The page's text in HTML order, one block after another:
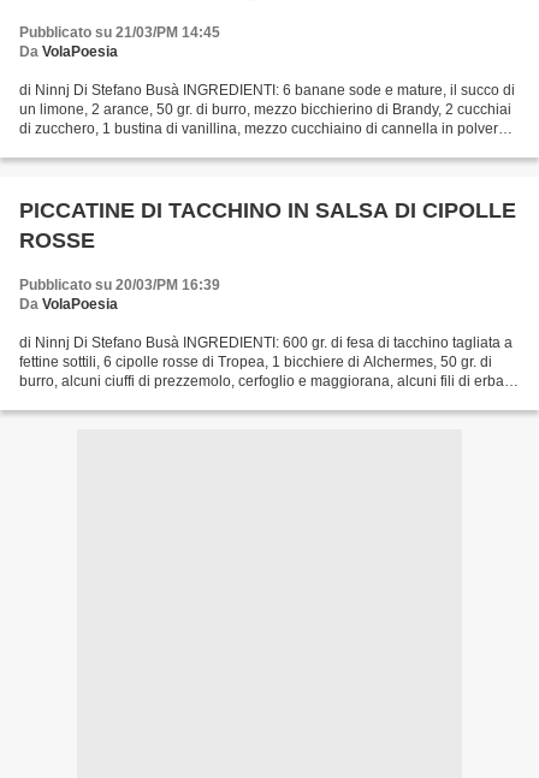
Pubblicato su 21/03/PM 14:45
Da VolaPoesia
di Ninnj Di Stefano Busà INGREDIENTI: 6 banane sode e mature, il succo di
un limone, 2 arance, 50 gr. di burro, mezzo bicchierino di Brandy, 2 cucchiai
di zucchero, 1 bustina di vanillina, mezzo cucchiaino di cannella in polvere,
PICCATINE DI TACCHINO IN SALSA DI CIPOLLE
ROSSE
Pubblicato su 20/03/PM 16:39
Da VolaPoesia
di Ninnj Di Stefano Busà INGREDIENTI: 600 gr. di fesa di tacchino tagliata a
fettine sottili, 6 cipolle rosse di Tropea, 1 bicchiere di Alchermes, 50 gr. di
burro, alcuni ciuffi di prezzemolo, cerfoglio e maggiorana, alcuni fili di erba